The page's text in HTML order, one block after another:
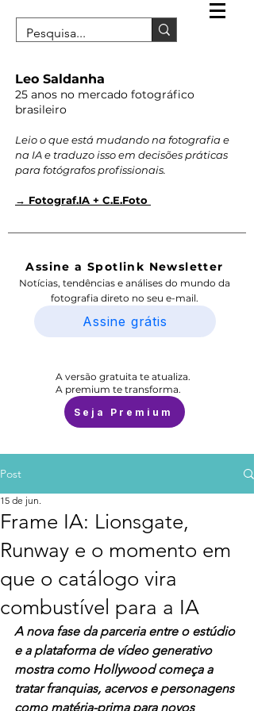
Leo Saldanha
25 anos no mercado fotográfico
brasileiro
Leio o que está mudando na fotografia e
na IA e traduzo isso em decisões práticas
para fotógrafos profissionais.
→ Fotograf.IA + C.E.Foto
Assine a Spotlink Newsletter
Notícias, tendências e análises do mundo da
fotografia direto no seu e-mail.
Assine grátis
A versão gratuita te atualiza.
A premium te transforma.
Seja Premium
Post
Frame IA: Lionsgate,
Runway e o momento em
que o catálogo vira
combustível para a IA
15 de jun.
A nova fase da parceria entre o estúdio
e a plataforma de vídeo generativo
mostra como Hollywood começa a
tratar franquias, acervos e personagens
como matéria-prima para novos